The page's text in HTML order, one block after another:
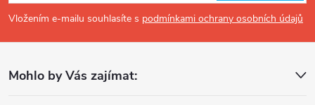
p
a
Vložením e-mailu souhlasíte s podmínkami ochrany osobních údajů
Mohlo by Vás zajímat: